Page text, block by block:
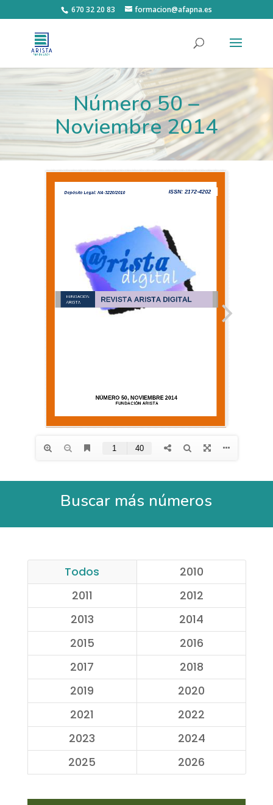
670 32 20 83 formacion@afapna.es
Número 50 –
Noviembre 2014
Buscar más números
Todos
2010
2011
2012
2013
2014
2015
2016
2017
2018
2019
2020
2021
2022
2023
2024
2025
2026